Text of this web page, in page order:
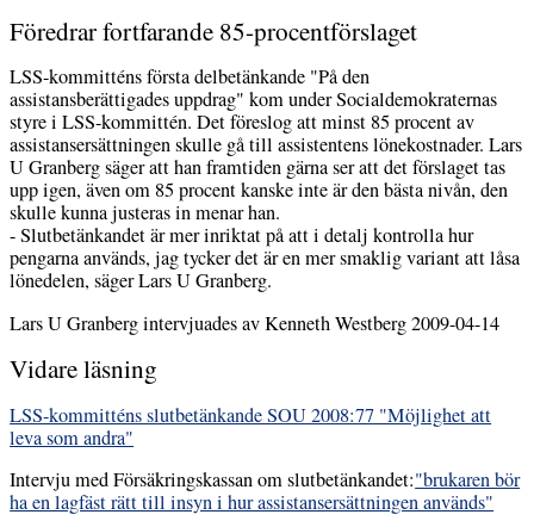
Föredrar fortfarande 85-procentförslaget
LSS-kommitténs första delbetänkande "På den
assistansberättigades uppdrag" kom under Socialdemokraternas
styre i LSS-kommittén. Det föreslog att minst 85 procent av
assistansersättningen skulle gå till assistentens lönekostnader. Lars
U Granberg säger att han framtiden gärna ser att det förslaget tas
upp igen, även om 85 procent kanske inte är den bästa nivån, den
skulle kunna justeras in menar han.
- Slutbetänkandet är mer inriktat på att i detalj kontrolla hur
pengarna används, jag tycker det är en mer smaklig variant att låsa
lönedelen, säger Lars U Granberg.
Lars U Granberg intervjuades av Kenneth Westberg 2009-04-14
Vidare läsning
LSS-kommitténs slutbetänkande SOU 2008:77 "Möjlighet att
leva som andra"
Intervju med Försäkringskassan om slutbetänkandet:"brukaren bör
ha en lagfäst rätt till insyn i hur assistansersättningen används"